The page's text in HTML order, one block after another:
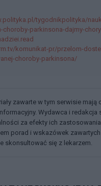
tygodnikpolityka/
choroby-parkinsona-dajmy-
komunikat-pr/przelom-
choroby-parkinsona/
zawarte w tym serwisie mają
Wydawca i redakcja
za efekty ich
porad i wskazówek
skonsultować się z lekarzem.